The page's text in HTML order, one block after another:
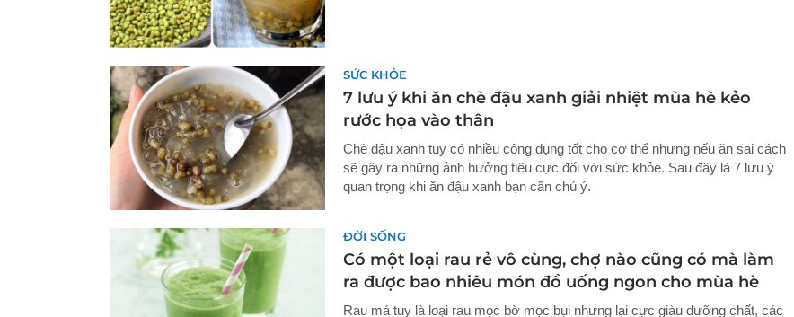
SỨC KHỎE
7 lưu ý khi ăn chè đậu xanh giải nhiệt mùa hè kẻo
rước họa vào thân
Chè đậu xanh tuy có nhiều công dụng tốt cho cơ thể nhưng nếu ăn sai cách
sẽ gây ra những ảnh hưởng tiêu cực đối với sức khỏe. Sau đây là 7 lưu ý
quan trọng khi ăn đậu xanh bạn cần chú ý.
ĐỜI SỐNG
Có một loại rau rẻ vô cùng, chợ nào cũng có mà làm
ra được bao nhiêu món đồ uống ngon cho mùa hè
Rau má tuy là loại rau mọc bờ mọc bụi nhưng lại cực giàu dưỡng chất, các